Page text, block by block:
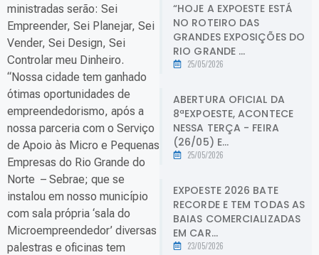
ministradas serão: Sei
Empreender, Sei Planejar, Sei
Vender, Sei Design, Sei
Controlar meu Dinheiro.
“Nossa cidade tem ganhado
ótimas oportunidades de
empreendedorismo, após a
nossa parceria com o Serviço
de Apoio às Micro e Pequenas
Empresas do Rio Grande do
Norte – Sebrae; que se
instalou em nosso município
com sala própria ‘sala do
Microempreendedor’ diversas
palestras e oficinas tem
“HOJE A EXPOESTE ESTÁ
NO ROTEIRO DAS
GRANDES EXPOSIÇÕES DO
RIO GRANDE ...
25/05/2026
ABERTURA OFICIAL DA
8ªEXPOESTE, ACONTECE
NESSA TERÇA - FEIRA
(26/05) E...
25/05/2026
EXPOESTE 2026 BATE
RECORDE E TEM TODAS AS
BAIAS COMERCIALIZADAS
EM CAR...
23/05/2026